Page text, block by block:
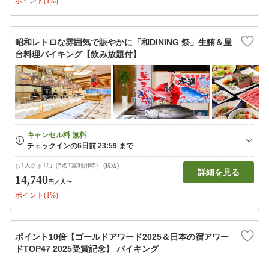
昭和レトロな雰囲気で賑やかに「和DINING 祭」生鮪＆屋
台料理バイキング【飲み放題付】
お1人さま1泊（5名1室利用時） (税込)
14,740円 ／人〜
ポイント(1%)
詳細を見る
ポイント10倍【ゴールドアワード2025＆日本の宿アワー
ドTOP47 2025受賞記念】 バイキング